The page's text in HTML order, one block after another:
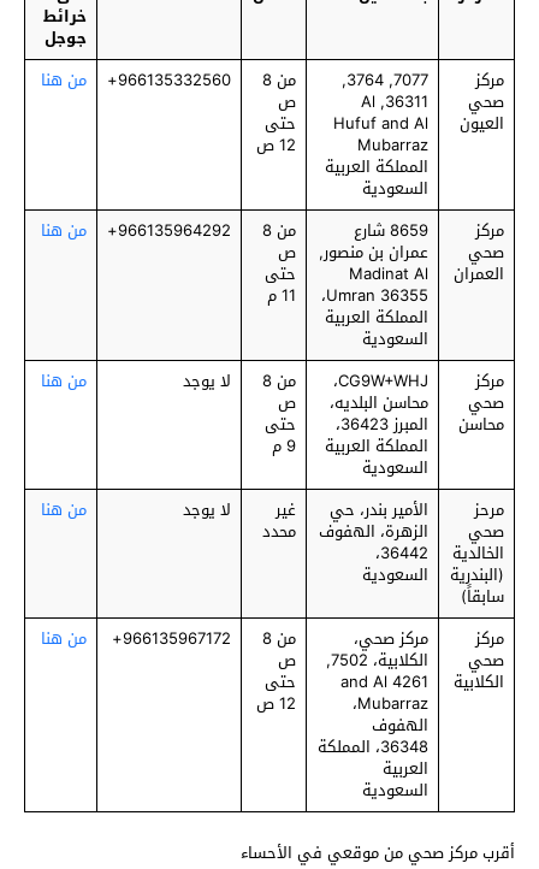
خرائط
جوجل
مركز
صحي
العيون
7077, 3764,
36311, Al
Hufuf and Al
Mubarraz
المملكة العربية
السعودية
من 8
ص
حتى
12 ص
966135332560+ من هنا
مركز
صحي
العمران
8659 شارع
عمران بن منصور,
Madinat Al
Umran 36355،
المملكة العربية
السعودية
من 8
ص
حتى
11 م
966135964292+ من هنا
مركز
صحي
محاسن
CG9W+WHJ،
محاسن البلديه،
المبرز 36423،
المملكة العربية
السعودية
من 8
ص
حتى
9 م
لا يوجد من هنا
مرحز
صحي
الخالدية
(البندرية
سابقاً)
الأمير بندر، حي
36442،
السعودية
غير
محدد
لا يوجد من هنا
مركز
صحي
الكلابية
مركز صحي،
الكلابية، 7502,
4261 and Al
Mubarraz،
36348، المملكة
العربية
السعودية
من 8
ص
حتى
12 ص
966135967172+ من هنا
أقرب مركز صحي من موقعي في الأحساء